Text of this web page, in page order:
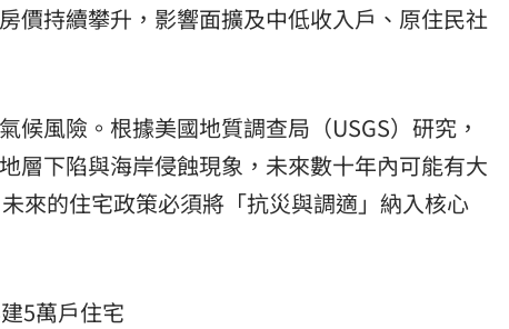
價持續攀升，影響面擴及中低收入戶、原住民社
風險。根據美國地質調查局（USGS）研究，
層下陷與海岸侵蝕現象，未來數十年內可能有大
來的住宅政策必須將「抗災與調適」納入核心
5萬戶住宅